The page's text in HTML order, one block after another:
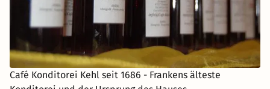
Café Konditorei Kehl seit 1686 - Frankens älteste